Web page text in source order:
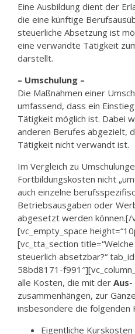
Eine Ausbildung dient der
die eine künftige
steuerliche Absetzung ist
eine verwandte Tätigkeit
darstellt.
– Umschulung –
Die Maßnahmen einer
umfassend, dass ein
Tätigkeit möglich ist. Dabei
anderen Berufes abgezielt,
Tätigkeit nicht verwandt ist.
Im Vergleich zu
Fortbildungskosten nicht
auch einzelne
Betriebsausgaben oder
abgesetzt werden können.[/
[vc_empty_space
[vc_tta_section
steuerlich absetzbar?“
58bd8171-
alle Kosten, die mit der
zusammenhängen, zur
insbesondere die folgenden
Eigentliche